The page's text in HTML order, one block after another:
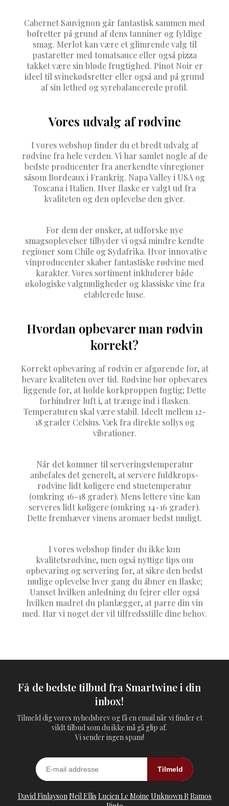
Cabernet Sauvignon går fantastisk sammen med
bøfretter på grund af dens tanniner og fyldige
smag. Merlot kan være et glimrende valg til
pastaretter med tomatsauce eller også pizza
takket være sin bløde frugtighed. Pinot Noir er
ideel til svinekødsretter eller også and på grund
af sin lethed og syrebalancerede profil.
Vores udvalg af rødvine
I vores webshop finder du et bredt udvalg af
rødvine fra hele verden. Vi har samlet nogle af de
bedste producenter fra anerkendte vinregioner
såsom Bordeaux i Frankrig. Napa Valley i USA og
Toscana i Italien. Hver flaske er valgt ud fra
kvaliteten og den oplevelse den giver.
For dem der ønsker, at udforske nye
smagsoplevelser tilbyder vi også mindre kendte
regioner som Chile og Sydafrika. Hvor innovative
vinproducenter skaber fantastiske rødvine med
karakter. Vores sortiment inkluderer både
økologiske valgmuligheder og klassiske vine fra
etablerede huse.
Hvordan opbevarer man rødvin
korrekt?
Korrekt opbevaring af rødvin er afgørende for, at
bevare kvaliteten over tid. Rødvine bør opbevares
liggende for, at holde korkproppen fugtig; Dette
forhindrer luft i, at trænge ind i flasken.
Temperaturen skal være stabil. Ideelt mellem 12-
18 grader Celsius. Væk fra direkte sollys og
vibrationer.
Når det kommer til serveringstemperatur
anbefales det generelt, at servere fuldkrops-
rødvine lidt køligere end stuetemperatur
(omkring 16-18 grader). Mens lettere vine kan
serveres lidt køligere (omkring 14-16 grader).
Dette fremhæver vinens aromaer bedst muligt.
I vores webshop finder du ikke kun
kvalitetsrødvine, men også nyttige tips om
opbevaring og servering for, at sikre den bedst
mulige oplevelse hver gang du åbner en flaske;
Uanset hvilken anledning du fejrer eller også
hvilken madret du planlægger, at parre din vin
med. Har vi noget der vil tilfredsstille dine behov.
Få de bedste tilbud fra Smartwine i din
inbox!
Tilmeld dig vores nyhedsbrev og få en email når vi finder et
vildt tilbud som du ikke må gå glip af.
Vi sender ingen spam!
Tilmeld
David FinlaysonNeil Ellis Lucien Le Moine Unknown RRamos